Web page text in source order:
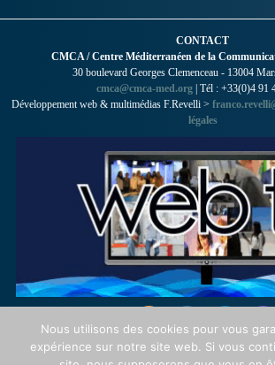
CONTACT
CMCA / Centre Méditerranéen de la
30 boulevard Georges Clemenceau - 13004
cmca@cmca-med.org | Tél : +33(0)4 91
Développement web & multimédias F.Revelli >
légales
Nous utilisons des cookies pour vous
expérience sur notre site web. Si vous